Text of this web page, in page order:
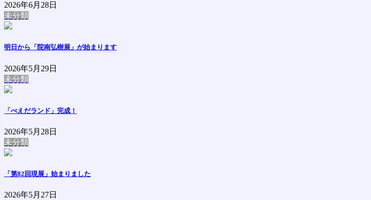
2026年6月28日
未分類
明日から「院南弘樹展」が始まります
2026年5月29日
未分類
「べえだランド」完成！
2026年5月28日
未分類
「第82回現展」始まりました
2026年5月27日